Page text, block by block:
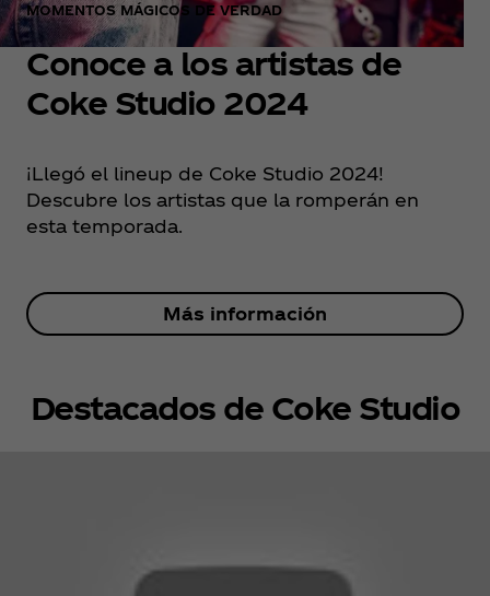
MOMENTOS MÁGICOS DE VERDAD
Conoce a los artistas de
Coke Studio 2024
¡Llegó el lineup de Coke Studio 2024!
Descubre los artistas que la romperán en
esta temporada.
Más información
Destacados de Coke Studio